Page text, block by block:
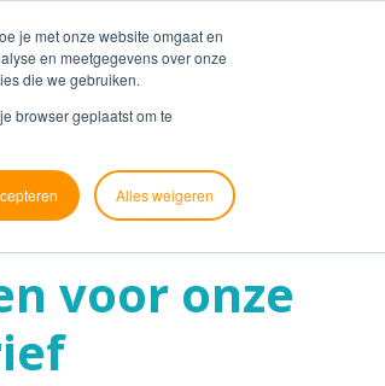
je met onze website omgaat en
en meetgegevens over onze
die we gebruiken.
browser geplaatst om te
Alles weigeren
Over ons
voor onze